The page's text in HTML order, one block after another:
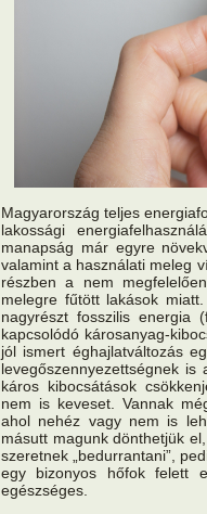
Magyarország teljes
lakossági
manapság már egyre
valamint a használati meleg
részben a nem
melegre fűtött lakások
nagyrészt fosszilis energia
kapcsolódó károsanyag-
jól ismert éghajlatváltozás
levegőszennyezettségnek
káros kibocsátások
nem is keveset. Vannak
ahol nehéz vagy nem is
másutt magunk dönthetjük
szeretnek „bedurrantani”,
egy bizonyos hőfok felett
egészséges.